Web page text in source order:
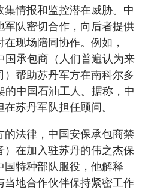
情报和监控潜在威胁。中
军队密切合作，向后者提供
现场陪同协作。例如，
国承包商（人们普遍认为来
）帮助苏丹军方在南科尔多
的中国石油工人。据称，中
苏丹军队担任顾问。
法律，中国安保承包商禁
在加入驻苏丹的伟之杰保
特种部队服役，他解释
地合作伙伴保持紧密工作